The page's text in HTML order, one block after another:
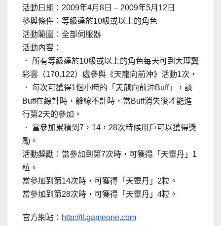
活動日期：2009年4月8日 – 2009年5月12日
參與條件：等級達於10級或以上的角色
活動範圍：全部伺服器
活動內容：
． 所有等級達於10級或以上的角色每天可到大理龔
彩雲（170.122）處參與《天龍向前沖》活動1次，
． 每次可獲得1個小時的「天龍向前沖Buff」，該
Buff在線計時，離線不計時，當Buff消失後才能進
行第2天的參加。
． 當參加累積到7，14，28次時候用戶可以獲得獎
勵。
活動獎勵：當參加到第7次時，可獲得「天靈丹」1
粒。
當參加到第14次時，可獲得「天靈丹」2粒。
當參加到第28次時，可獲得「天靈丹」4粒。
官方網站： http://tl.gameone.com